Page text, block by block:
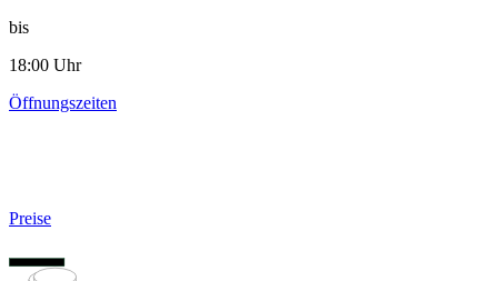
bis
18:00 Uhr
Öffnungszeiten
Preise